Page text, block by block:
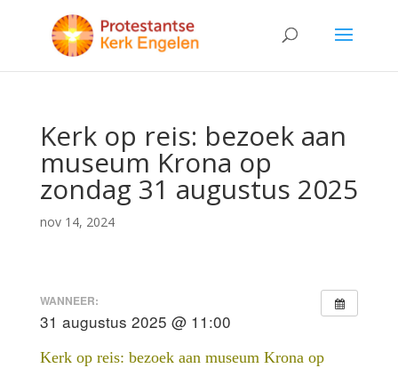
Kerk op reis: bezoek aan
museum Krona op
zondag 31 augustus 2025
nov 14, 2024
WANNEER:
31 augustus 2025 @ 11:00
Kerk op reis: bezoek aan museum Krona op